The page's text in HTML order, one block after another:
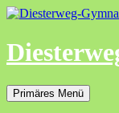
Zum
springen
Suchen
Primäres Menü